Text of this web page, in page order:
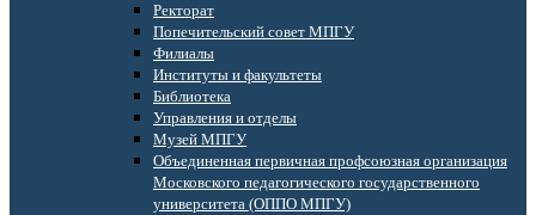
Ректорат
Попечительский совет МПГУ
Филиалы
Институты и факультеты
Библиотека
Управления и отделы
Музей МПГУ
Объединенная первичная профсоюзная организация
Московского педагогического государственного
университета (ОППО МПГУ)